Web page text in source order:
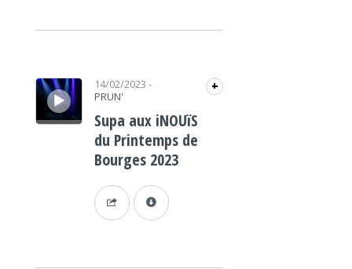
Lecteur audio 14/02/2023 -
PRUN'
+
Supa aux iNOUïS
du Printemps de
Bourges 2023